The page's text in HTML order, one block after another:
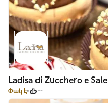
Ladisa di Zucchero e Sale
Փակ է --